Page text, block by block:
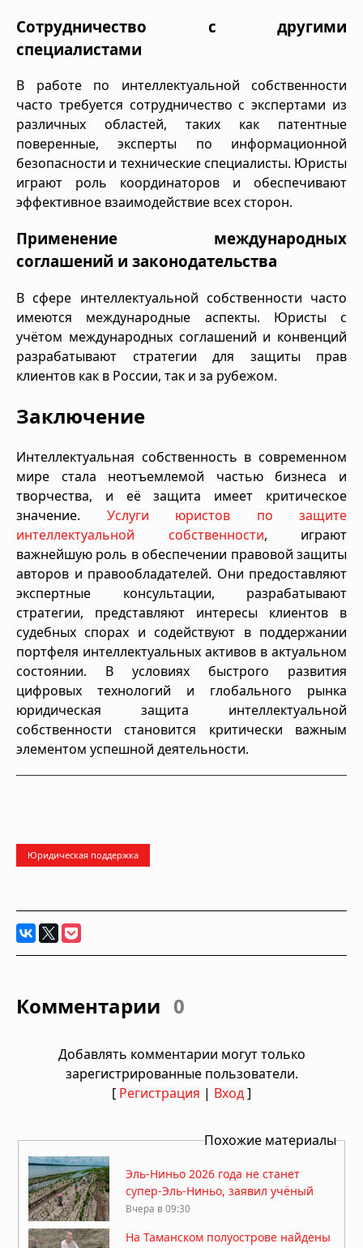
Сотрудничество с другими
специалистами
В работе по интеллектуальной собственности
часто требуется сотрудничество с экспертами из
различных областей, таких как патентные
поверенные, эксперты по информационной
безопасности и технические специалисты. Юристы
играют роль координаторов и обеспечивают
эффективное взаимодействие всех сторон.
Применение международных
соглашений и законодательства
В сфере интеллектуальной собственности часто
имеются международные аспекты. Юристы с
учётом международных соглашений и конвенций
разрабатывают стратегии для защиты прав
клиентов как в России, так и за рубежом.
Заключение
Интеллектуальная собственность в современном
мире стала неотъемлемой частью бизнеса и
творчества, и её защита имеет критическое
значение. Услуги юристов по защите
интеллектуальной собственности, играют
важнейшую роль в обеспечении правовой защиты
авторов и правообладателей. Они предоставляют
экспертные консультации, разрабатывают
стратегии, представляют интересы клиентов в
судебных спорах и содействуют в поддержании
портфеля интеллектуальных активов в актуальном
состоянии. В условиях быстрого развития
цифровых технологий и глобального рынка
юридическая защита интеллектуальной
собственности становится критически важным
элементом успешной деятельности.
Юридическая поддержка
Комментарии 0
Добавлять комментарии могут только
зарегистрированные пользователи.
[ Регистрация | Вход]
Похожие материалы
Эль-Ниньо 2026 года не станет
супер-Эль-Ниньо, заявил учёный
Вчера в 09:30
На Таманском полуострове найдены